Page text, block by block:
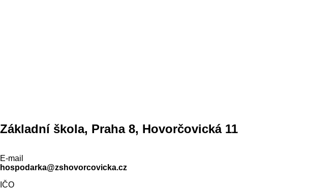
Základní škola, Praha 8, Hovorčovická 11
E-mail
hospodarka@zshovorcovicka.cz
IČO